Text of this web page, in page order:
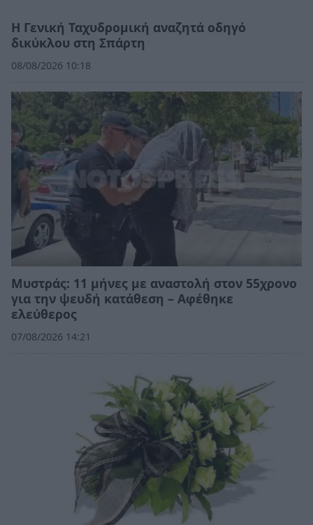
Η Γενική Ταχυδρομική αναζητά οδηγό
δικύκλου στη Σπάρτη
08/08/2026 10:18
Μυστράς: 11 μήνες με αναστολή στον 55χρονο
για την ψευδή κατάθεση – Αφέθηκε
ελεύθερος
07/08/2026 14:21